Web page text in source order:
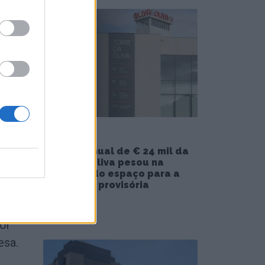
à
a
Receita anual de € 24 mil da
Torre da Oliva pesou na
exclusão do espaço para a
biblioteca provisória